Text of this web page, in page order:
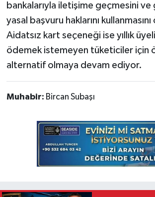
bankalarıyla iletişime geçmesini
yasal başvuru haklarını
Aidatsız kart seçeneği ise yıllık
ödemek istemeyen tüketiciler için
alternatif olmaya devam ediyor.
Muhabir: Bircan Subaşı